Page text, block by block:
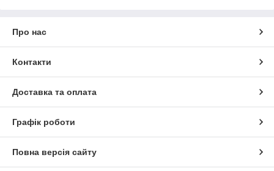
Про нас
Контакти
Доставка та оплата
Графік роботи
Повна версія сайту